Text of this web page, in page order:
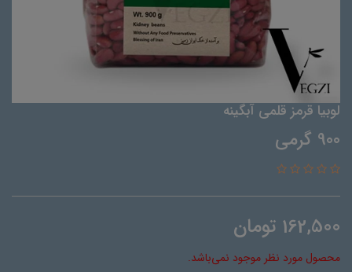
لوبیا قرمز قلمی آبگینه
900 گرمی
162,500 تومان
محصول مورد نظر موجود نمی‌باشد.